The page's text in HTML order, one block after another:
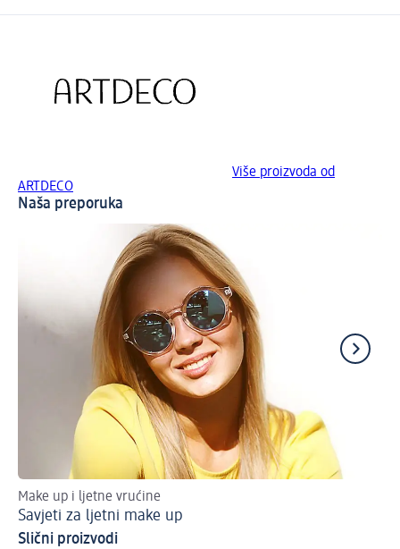
Više proizvoda od
ARTDECO
Naša preporuka
Make up i ljetne vrućine
Savjeti za ljetni make up
Slični proizvodi